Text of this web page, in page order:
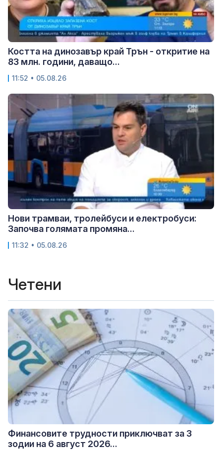
Костта на динозавър край Трън - откритие на
83 млн. години, даващо...
11:52 • 05.08.26
Нови трамваи, тролейбуси и електробуси:
Започва голямата промяна...
11:32 • 05.08.26
Четени
Финансовите трудности приключват за 3
зодии на 6 август 2026...